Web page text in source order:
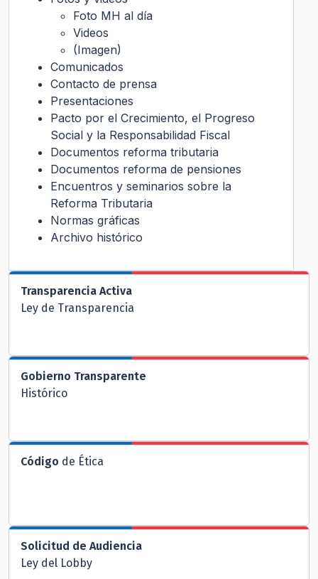
Foto MH al día
Videos
(Imagen)
Comunicados
Contacto de prensa
Presentaciones
Pacto por el Crecimiento, el Progreso
Social y la Responsabilidad Fiscal
Documentos reforma tributaria
Documentos reforma de pensiones
Encuentros y seminarios sobre la
Reforma Tributaria
Normas gráficas
Archivo histórico
Transparencia Activa
Ley de Transparencia
Gobierno Transparente
Histórico
Código de Ética
Solicitud de Audiencia
Ley del Lobby